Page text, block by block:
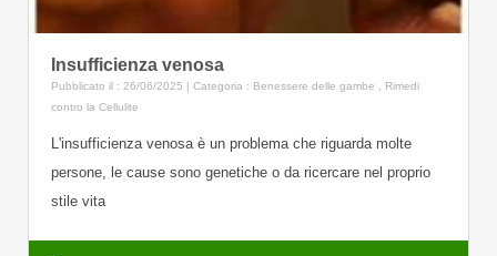
Insufficienza venosa
Pubblicato il : 26/06/2025 | Categoria : Benessere delle gambe , Rimedi
contro la Cellulite
L'insufficienza venosa è un problema che riguarda molte
persone, le cause sono genetiche o da ricercare nel proprio
stile vita